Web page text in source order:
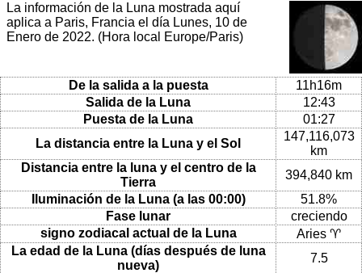
La información de la Luna mostrada aquí
aplica a Paris, Francia el día Lunes, 10 de
Enero de 2022. (Hora local Europe/Paris)
De la salida a la puesta
11h16m
Salida de la Luna
12:43
Puesta de la Luna
01:27
La distancia entre la Luna y el Sol
147,116,073
km
Distancia entre la luna y el centro de la
Tierra
394,840 km
Iluminación de la Luna (a las 00:00)
51.8%
Fase lunar
creciendo
signo zodiacal actual de la Luna
Aries ♈
La edad de la Luna (días después de luna
nueva)
7.5